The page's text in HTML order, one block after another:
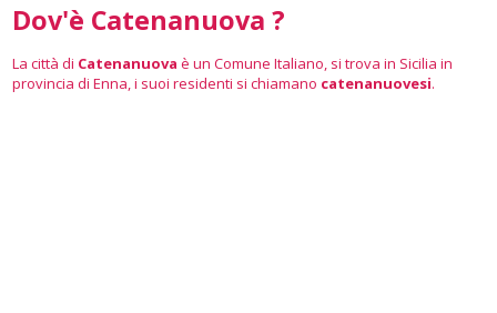
Dov'è Catenanuova ?
La città di Catenanuova è un Comune Italiano, si trova in Sicilia in
provincia di Enna, i suoi residenti si chiamano catenanuovesi.